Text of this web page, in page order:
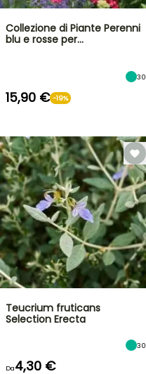
Collezione di Piante Perenni
blu e rosse per…
30
15,90 € -19%
Teucrium fruticans
Selection Erecta
30
Da4,30 €